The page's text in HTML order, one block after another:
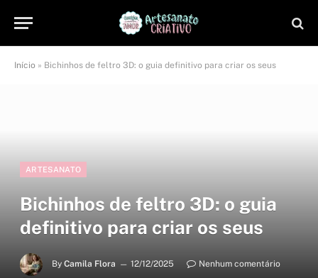
Início » Bichinhos de feltro 3D: o guia definitivo para criar os seus
ARTESANATO
Bichinhos de feltro 3D: o guia
definitivo para criar os seus
By Camila Flora 12/12/2025
Nenhum comentário